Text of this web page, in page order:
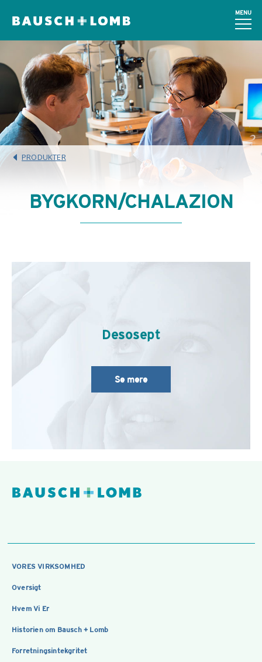
MENU
PRODUKTER
BYGKORN/CHALAZION
Desosept
Se mere
VORES VIRKSOMHED
Oversigt
Hvem Vi Er
Historien om Bausch + Lomb
Forretningsintekgritet